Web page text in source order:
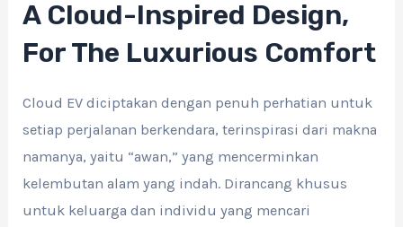
A Cloud-Inspired Design,
For The Luxurious Comfort
Cloud EV diciptakan dengan penuh perhatian untuk
setiap perjalanan berkendara, terinspirasi dari makna
namanya, yaitu “awan,” yang mencerminkan
kelembutan alam yang indah. Dirancang khusus
untuk keluarga dan individu yang mencari